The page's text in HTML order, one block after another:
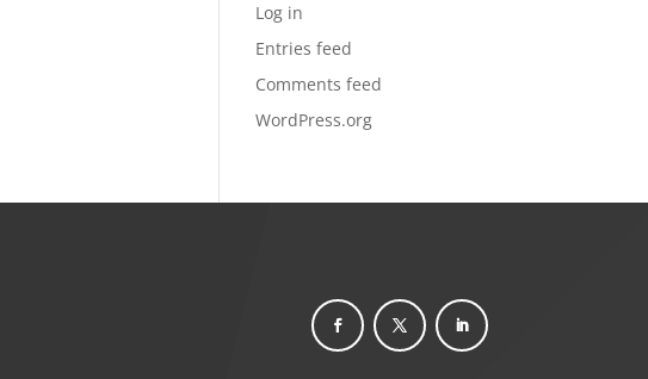
Log in
Entries feed
Comments feed
WordPress.org